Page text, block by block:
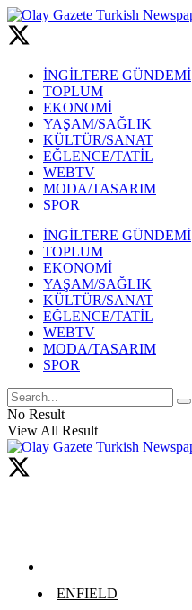
İNGİLTERE GÜNDEMİ
TOPLUM
EKONOMİ
YAŞAM/SAĞLIK
KÜLTÜR/SANAT
EĞLENCE/TATİL
WEBTV
MODA/TASARIM
SPOR
İNGİLTERE GÜNDEMİ
TOPLUM
EKONOMİ
YAŞAM/SAĞLIK
KÜLTÜR/SANAT
EĞLENCE/TATİL
WEBTV
MODA/TASARIM
SPOR
No Result
View All Result
ENFIELD